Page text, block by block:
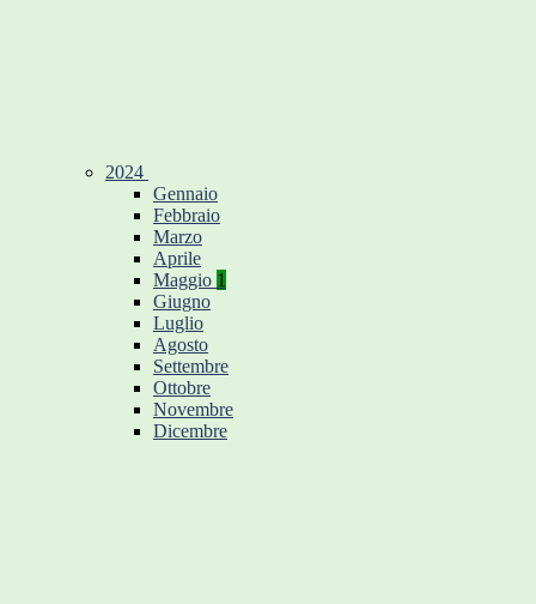
2024
Gennaio
Febbraio
Marzo
Aprile
Maggio 1
Giugno
Luglio
Agosto
Settembre
Ottobre
Novembre
Dicembre